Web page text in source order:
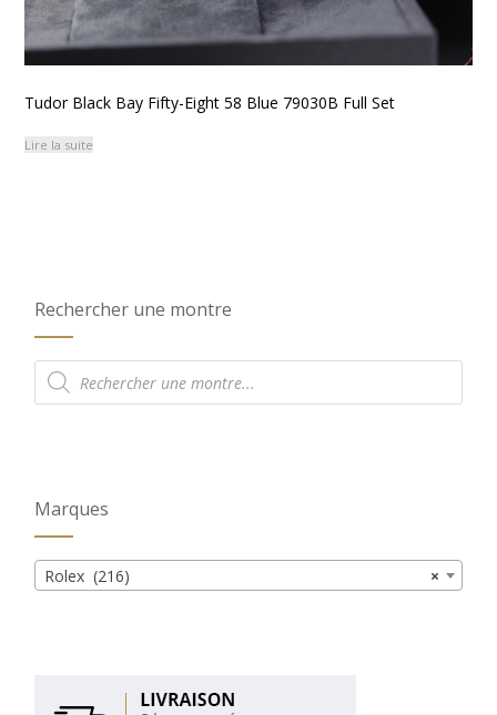
Tudor Black Bay Fifty-Eight 58 Blue 79030B Full Set
Lire la suite
Rechercher une montre
Recherche
de
produits
Marques
×
Rolex (216)